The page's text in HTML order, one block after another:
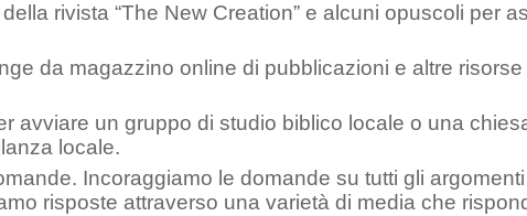
rivista “The New Creation” e alcuni opuscoli per
da magazzino online di pubblicazioni e altre
avviare un gruppo di studio biblico locale o una
locale.
Incoraggiamo le domande su tutti gli
risposte attraverso una varietà di media che